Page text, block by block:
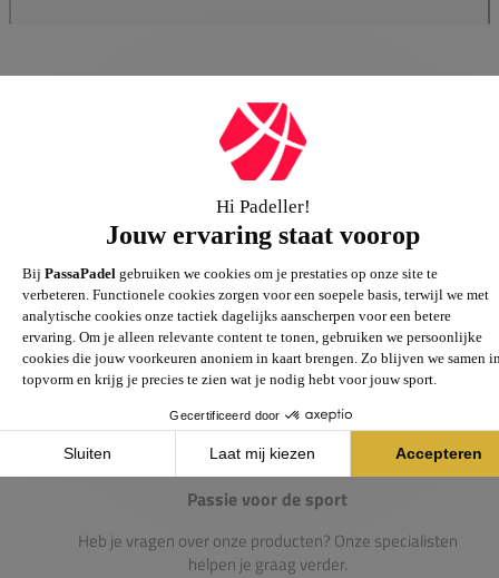
Groot assortiment
Gigantisch assortiment met meer dan 21.000+
artikelen
Passie voor de sport
Heb je vragen over onze producten? Onze specialisten
helpen je graag verder.